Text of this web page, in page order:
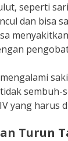
seperti
dan bisa
sembuh-
yang harus
Turun